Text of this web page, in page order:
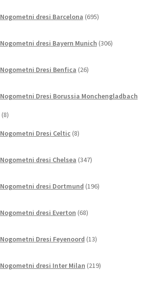
Nogometni dresi Barcelona 695izdelkov
Nogometni dresi Bayern Munich 306izdelkov
Nogometni Dresi Benfica 26izdelkov
Nogometni Dresi Borussia Monchengladbach
88
Nogometni Dresi Celtic 8izdelkov
Nogometni dresi Chelsea 347izdelkov
Nogometni dresi Dortmund 196izdelkov
Nogometni dresi Everton 68izdelkov
Nogometni Dresi Feyenoord 13izdelkov
Nogometni dresi Inter Milan 219izdelkov